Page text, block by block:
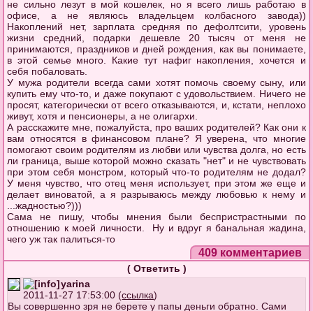
не сильно лезут в мой кошелек, но я всего лишь работаю в
офисе, а не являюсь владельцем колбасного завода))
Накоплений нет, зарплата средняя по дефолтсити, уровень
жизни средний, подарки дешевле 20 тысяч от меня не
принимаются, праздников и дней рождения, как вы понимаете,
в этой семье много. Какие тут нафиг накопления, хочется и
себя побаловать.
У мужа родители всегда сами хотят помочь своему сыну, или
купить ему что-то, и даже покупают с удовольствием. Ничего не
просят, категорически от всего отказываются, и, кстати, неплохо
живут, хотя и пенсионеры, а не олигархи.
А расскажите мне, пожалуйста, про ваших родителей? Как они к
вам относятся в финансовом плане? Я уверена, что многие
помогают своим родителям из любви или чувства долга, но есть
ли граница, выше которой можно сказать "нет" и не чувствовать
при этом себя монстром, который что-то родителям не додал?
У меня чувство, что отец меня использует, при этом же еще и
делает виноватой, а я разрываюсь между любовью к нему и
...жадностью?)))
Сама не пишу, чтобы мнения были беспристрастными по
отношению к моей личности. Ну и вдруг я банальная жадина,
чего уж так палиться-то
409 комментариев
( Ответить )
yarina
2011-11-27 17:53:00 (ссылка)
Вы совершенно зря не берете у папы деньги обратно. Сами